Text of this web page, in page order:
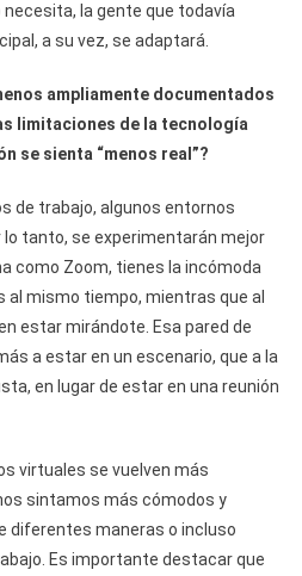
la gente que todavía
a su vez, se adaptará.
ampliamente documentados
limitaciones de la tecnología
se sienta “menos real”?
de trabajo, algunos entornos
lo tanto, se experimentarán mejor
como Zoom, tienes la incómoda
al mismo tiempo, mientras que al
estar mirándote. Esa pared de
a estar en un escenario, que a la
en lugar de estar en una reunión
virtuales se vuelven más
sintamos más cómodos y
diferentes maneras o incluso
Es importante destacar que